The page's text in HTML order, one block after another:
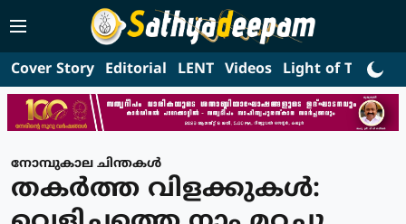
Cover Story Editorial LENT Videos Light of Truth
നോമ്പുകാല ചിന്തകൾ
തകര്‍ത്ത വിളക്കുകള്‍: